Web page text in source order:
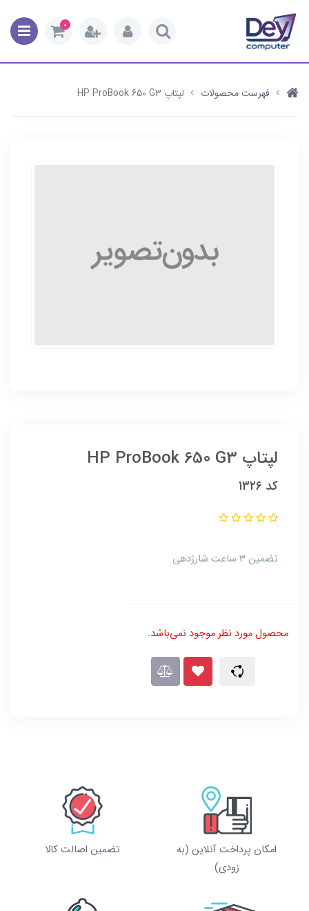
0
فهرست محصولات لپتاپ HP ProBook 650 G3
لپتاپ HP ProBook 650 G3
کد 1326
تضمین 3 ساعت شارژدهی
محصول مورد نظر موجود نمی‌باشد.
امکان پرداخت آنلاین (به
زودی)
تضمین اصالت کالا